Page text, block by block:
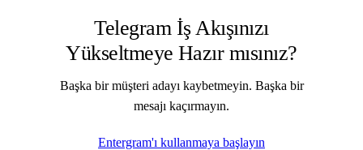
Telegram İş Akışınızı
Yükseltmeye Hazır mısınız?
Başka bir müşteri adayı kaybetmeyin. Başka bir
mesajı kaçırmayın.
Entergram'ı kullanmaya başlayın